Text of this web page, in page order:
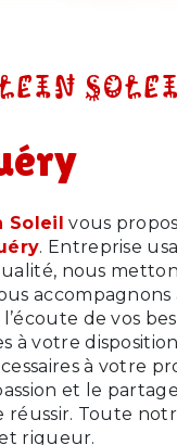
Soleil vous
. Entreprise
nous
accompagnons
de vos
à votre
à votre
et le
Toute
rigueur.